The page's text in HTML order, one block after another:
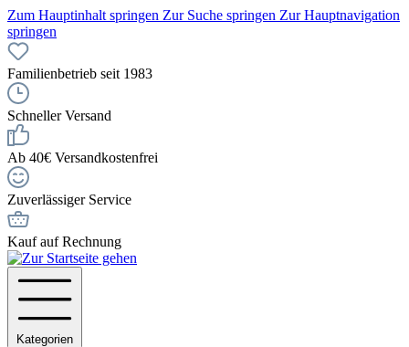
Zum Hauptinhalt springen Zur Suche springen Zur Hauptnavigation
springen
Familienbetrieb seit 1983
Schneller Versand
Ab 40€ Versandkostenfrei
Zuverlässiger Service
Kauf auf Rechnung
Kategorien